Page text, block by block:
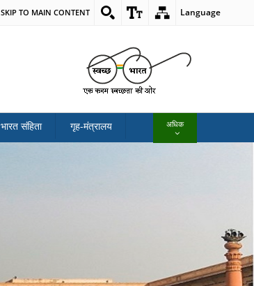
SKIP TO MAIN CONTENT Language
भारत संहिता गृह-मंत्रालय अधिक